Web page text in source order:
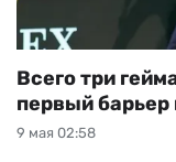
9 мая 02:58
Всего три
первый барьер